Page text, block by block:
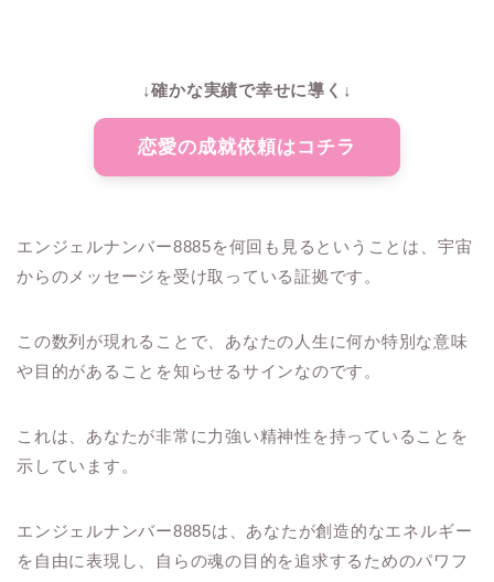
↓確かな実績で幸せに導く↓
恋愛の成就依頼はコチラ
エンジェルナンバー8885を何回も見るということは、宇宙
からのメッセージを受け取っている証拠です。
この数列が現れることで、あなたの人生に何か特別な意味
や目的があることを知らせるサインなのです。
これは、あなたが非常に力強い精神性を持っていることを
示しています。
エンジェルナンバー8885は、あなたが創造的なエネルギー
を自由に表現し、自らの魂の目的を追求するためのパワフ